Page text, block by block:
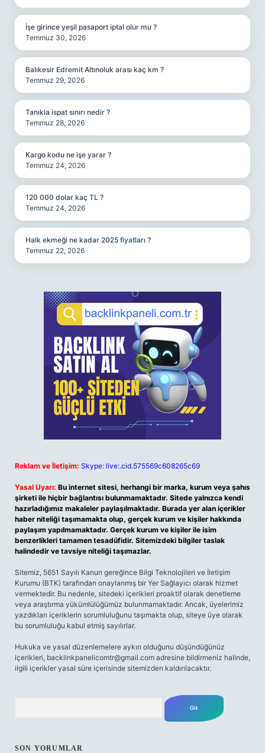
İşe girince yeşil pasaport iptal olur mu ?
Temmuz 30, 2026
Balıkesir Edremit Altınoluk arası kaç km ?
Temmuz 29, 2026
Tanıkla ispat sınırı nedir ?
Temmuz 28, 2026
Kargo kodu ne işe yarar ?
Temmuz 24, 2026
120 000 dolar kaç TL ?
Temmuz 24, 2026
Halk ekmeği ne kadar 2025 fiyatları ?
Temmuz 22, 2026
Reklam ve İletişim: Skype: live:.cid.575569c608265c69
Yasal Uyarı: Bu internet sitesi, herhangi bir marka, kurum veya şahıs
şirketi ile hiçbir bağlantısı bulunmamaktadır. Sitede yalnızca kendi
hazırladığımız makaleler paylaşılmaktadır. Burada yer alan içerikler
haber niteliği taşımamakta olup, gerçek kurum ve kişiler hakkında
paylaşım yapılmamaktadır. Gerçek kurum ve kişiler ile isim
benzerlikleri tamamen tesadüfidir. Sitemizdeki bilgiler taslak
halindedir ve tavsiye niteliği taşımazlar.
Sitemiz, 5651 Sayılı Kanun gereğince Bilgi Teknolojileri ve İletişim
Kurumu (BTK) tarafından onaylanmış bir Yer Sağlayıcı olarak hizmet
vermektedir. Bu nedenle, sitedeki içerikleri proaktif olarak denetleme
veya araştırma yükümlülüğümüz bulunmamaktadır. Ancak, üyelerimiz
yazdıkları içeriklerin sorumluluğunu taşımakta olup, siteye üye olarak
bu sorumluluğu kabul etmiş sayılırlar.
Hukuka ve yasal düzenlemelere aykırı olduğunu düşündüğünüz
içerikleri, backlinkpanelicomtr@gmail.com adresine bildirmeniz halinde,
ilgili içerikler yasal süre içerisinde sitemizden kaldırılacaktır.
SON YORUMLAR